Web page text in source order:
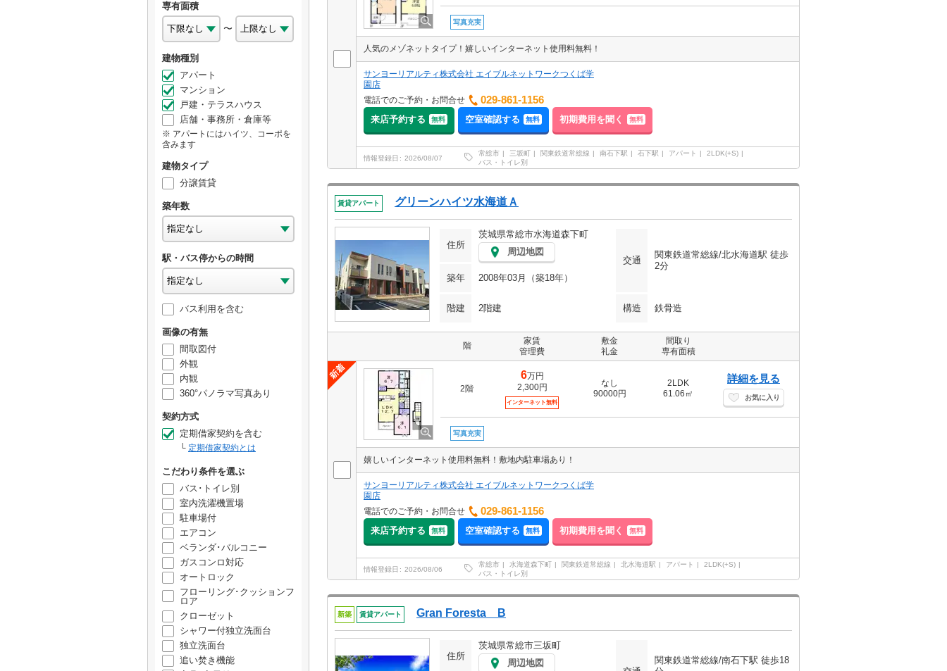
専有面積
〜
建物種別
アパート
マンション
戸建・テラスハウス
店舗・事務所・倉庫等
アパートにはハイツ、コーポを
含みます
建物タイプ
分譲賃貸
築年数
駅・バス停からの時間
バス利用を含む
画像の有無
間取図付
外観
内観
360°パノラマ写真あり
契約方式
定期借家契約を含む
定期借家契約とは
こだわり条件を選ぶ
バス･トイレ別
室内洗濯機置場
駐車場付
エアコン
ベランダ･バルコニー
ガスコンロ対応
オートロック
フローリング･クッションフ
ロア
クローゼット
シャワー付独立洗面台
独立洗面台
追い焚き機能
写真充実
人気のメゾネットタイプ！嬉しいインターネット使用料無料！
サンヨーリアルティ株式会社 エイブルネットワークつくば学
園店
電話でのご予約・お問合せ
029-861-1156
来店予約する 無料 空室確認する 無料 初期費用を聞く 無料
情報登録日 2026/08/07
常総市 三坂町 関東鉄道常総線 南石下駅 石下駅 アパート
2LDK(+S)
バス・トイレ別
賃貸アパート グリーンハイツ水海道Ａ
住所
茨城県常総市水海道森下町
周辺地図
交通
関東鉄道常総線/北水海道駅 徒歩
2分
築年
2008年03月（築18年）
階建 2階建 構造 鉄骨造
階
家賃
管理費
敷金
礼金
間取り
専有面積
2階
6万円
2,300円
インターネット無料
なし
90000円
2LDK
61.06㎡
詳細を見る
お気に入り
写真充実
嬉しいインターネット使用料無料！敷地内駐車場あり！
サンヨーリアルティ株式会社 エイブルネットワークつくば学
園店
電話でのご予約・お問合せ
029-861-1156
来店予約する 無料 空室確認する 無料 初期費用を聞く 無料
情報登録日 2026/08/06
常総市 水海道森下町 関東鉄道常総線 北水海道駅 アパート
2LDK(+S)
バス・トイレ別
新築 賃貸アパート Gran Foresta B
住所
茨城県常総市三坂町
周辺地図
関東鉄道常総線/南石下駅 徒歩18